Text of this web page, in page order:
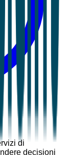
di
decisioni